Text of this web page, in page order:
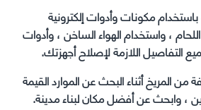
مكونات وأدوات إلكترونية
، واستخدام الهواء الساخن ، وأدوات
التفاصيل اللازمة لإصلاح أجهزتك.
المريخ أثناء البحث عن الموارد القيمة
، وابحث عن أفضل مكان لبناء مدينة.